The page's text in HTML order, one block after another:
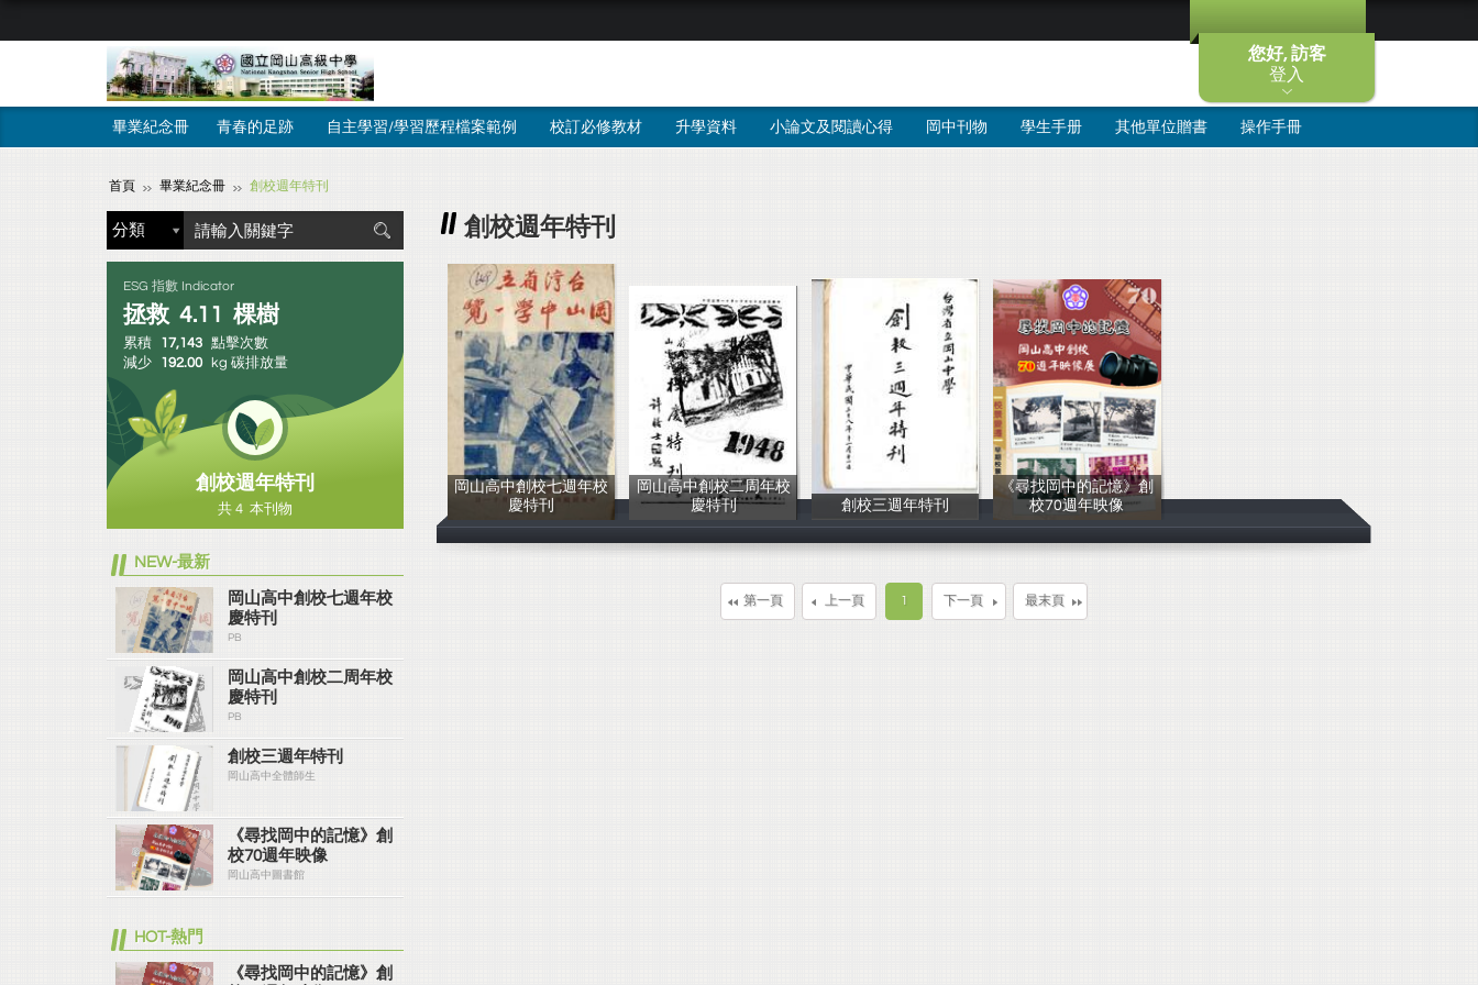
您好, 訪客
登入
畢業紀念冊 青春的足跡 自主學習/學習歷程檔案範例 校訂必修教材 升學資料 小論文及閱讀心得 岡中刊物 學生手册 其他單位贈書 操作手冊
首頁 畢業紀念冊 創校週年特刊
創校週年特刊
岡山高中創校七週年校
慶特刊
PB
岡山高中創校二周年校
慶特刊
PB
創校三週年特刊
岡山高中全體師
《尋找岡中的記憶》創
校70週年映像
岡山高中圖書館
第一頁 上一頁 1 下一頁 最末頁
ESG 指數 Indicator
拯救 4.11 棵樹
累積 17,143 點擊次數
減少
192.00 kg 碳排放量
創校週年特刊
共 4 本刊物
NEW-最新
岡山高中創校七週年校
慶特刊
PB
岡山高中創校二周年校
慶特刊
PB
創校三週年特刊
岡山高中全體師生
《尋找岡中的記憶》創
校70週年映像
岡山高中圖書館
HOT-熱門
《尋找岡中的記憶》創